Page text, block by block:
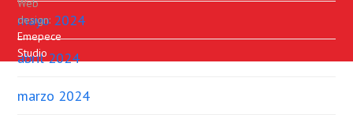
mayo 2024
abril 2024
marzo 2024
Web
design:
Emepece
Studio